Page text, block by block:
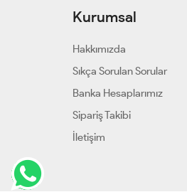
Kurumsal
Hakkımızda
Sıkça Sorulan Sorular
Banka Hesaplarımız
Sipariş Takibi
İletişim